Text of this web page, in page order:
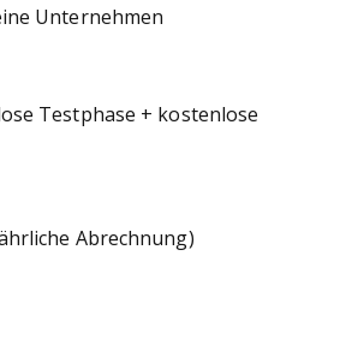
Unternehmen
Testphase + kostenlose
Abrechnung)